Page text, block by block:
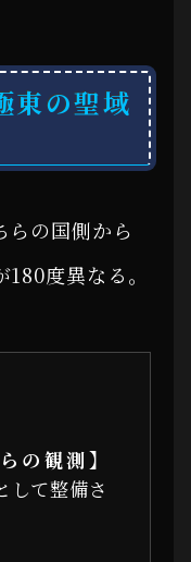
東の聖域
らの国側から
度異なる。
の観測】
して整備さ